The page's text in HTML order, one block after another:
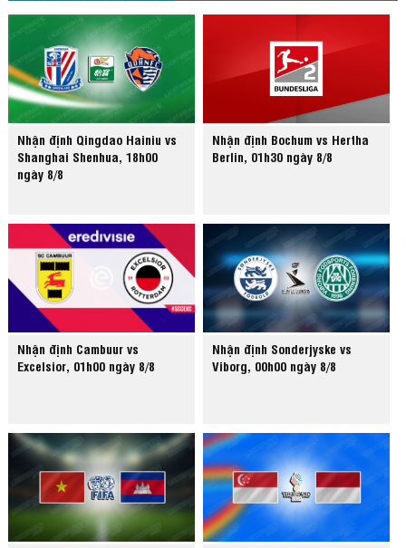
Nhận định Qingdao Hainiu vs
Shanghai Shenhua, 18h00
ngày 8/8
Nhận định Bochum vs Hertha
Berlin, 01h30 ngày 8/8
Nhận định Cambuur vs
Excelsior, 01h00 ngày 8/8
Nhận định Sonderjyske vs
Viborg, 00h00 ngày 8/8